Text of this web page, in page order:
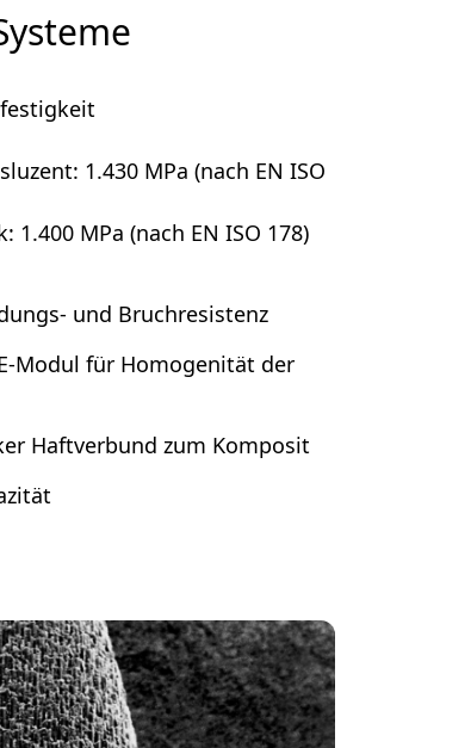
1.430 MPa (nach EN ISO
1.400 MPa (nach EN ISO 178)
und Bruchresistenz
Modul für Homogenität der
Haftverbund zum Komposit